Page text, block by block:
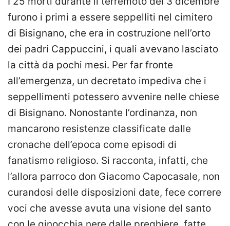
furono i primi a essere seppelliti nel cimitero
di Bisignano, che era in costruzione nell’orto
dei padri Cappuccini, i quali avevano lasciato
la città da pochi mesi. Per far fronte
all’emergenza, un decretato impediva che i
seppellimenti potessero avvenire nelle chiese
di Bisignano. Nonostante l’ordinanza, non
mancarono resistenze classificate dalle
cronache dell’epoca come episodi di
fanatismo religioso. Si racconta, infatti, che
l’allora parroco don Giacomo Capocasale, non
curandosi delle disposizioni date, fece correre
voci che avesse avuta una visione del santo